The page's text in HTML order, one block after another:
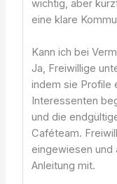
wichtig, aber
eine klare
Kann ich bei
Ja, Freiwillige
indem sie Profile
Interessenten
und die
Caféteam.
eingewiesen und
Anleitung mit.